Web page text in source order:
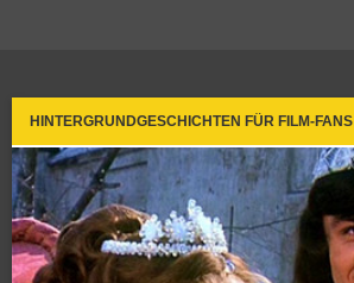
HINTERGRUNDGESCHICHTEN FÜR FILM-FANS